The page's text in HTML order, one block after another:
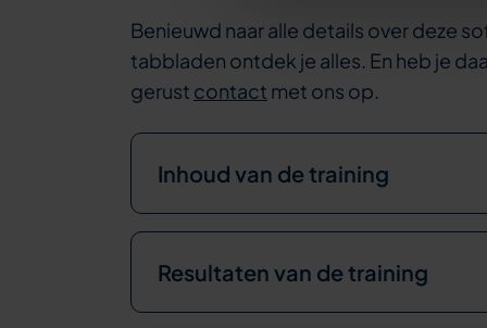
Benieuwd naar alle details over deze
tabbladen ontdek je alles. En heb je
gerust contact met ons op.
Inhoud van de training
Resultaten van de training